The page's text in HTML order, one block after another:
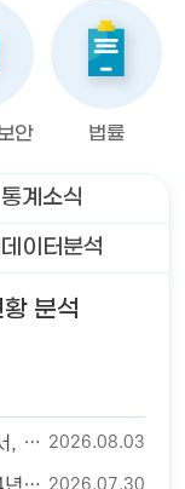
안 법률
통계소식
이터분석
분석
2026년 7월 주민등록인구통계(보고서, 인구이동보고서 포함) 2026.08.03
2026.07.30